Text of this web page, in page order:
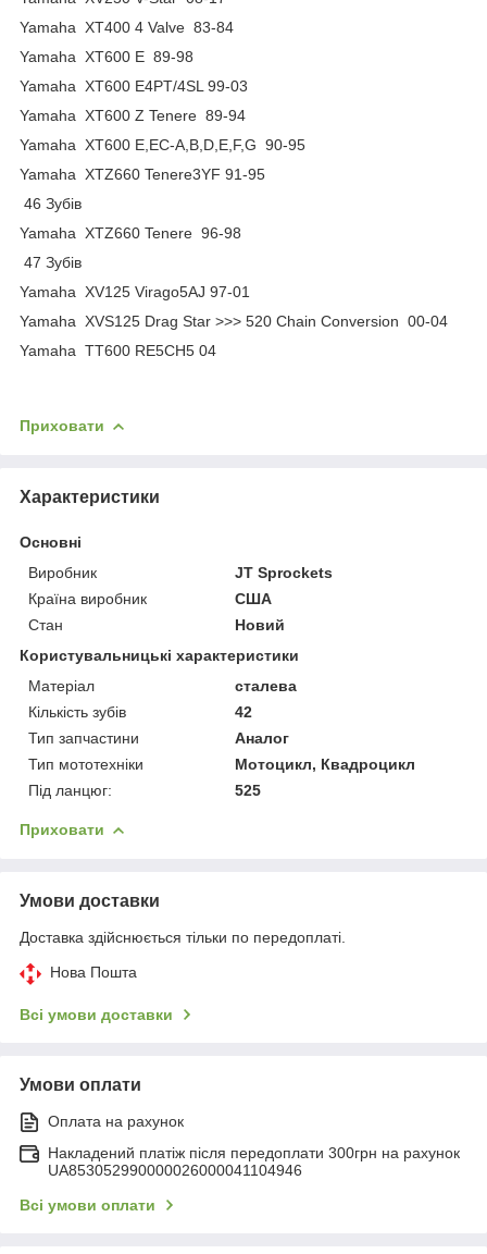
Yamaha XT400 4 Valve 83-84
Yamaha XT600 E 89-98
Yamaha XT600 E4PT/4SL 99-03
Yamaha XT600 Z Tenere 89-94
Yamaha XT600 E,EC-A,B,D,E,F,G 90-95
Yamaha XTZ660 Tenere3YF 91-95
46 Зубів
Yamaha XTZ660 Tenere 96-98
47 Зубів
Yamaha XV125 Virago5AJ 97-01
Yamaha XVS125 Drag Star >>> 520 Chain Conversion 00-04
Yamaha TT600 RE5CH5 04
Приховати
Характеристики
Основні
Виробник
JT Sprockets
Країна виробник
США
Стан
Новий
Користувальницькі характеристики
Матеріал
сталева
Кількість зубів
42
Тип запчастини
Аналог
Тип мототехніки
Мотоцикл, Квадроцикл
Під ланцюг:
525
Приховати
Умови доставки
Доставка здійснюється тільки по передоплаті.
Нова Пошта
Всі умови доставки
Умови оплати
Оплата на рахунок
Накладений платіж після передоплати 300грн на рахунок
UA853052990000026000041104946
Всі умови оплати